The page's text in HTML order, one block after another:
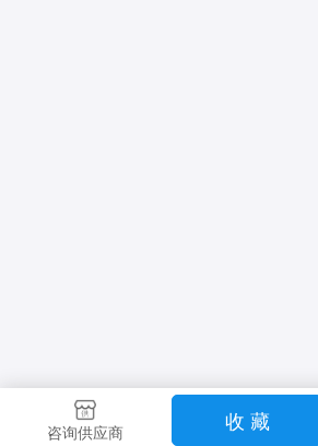
咨询供应商 收 藏